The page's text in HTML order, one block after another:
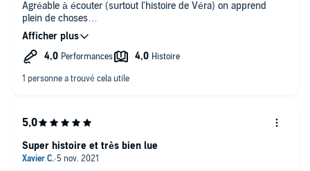
Agréable à écouter (surtout l'histoire de Véra) on apprend
plein de choses
Marie Bouvier comte bien
Un livre qui dépayse
Super histoire et très bien lue